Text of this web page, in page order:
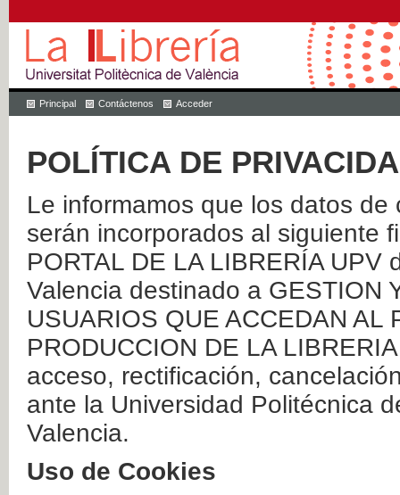
Principal Contáctenos Acceder
POLÍTICA DE
Le informamos que los datos
serán incorporados al siguiente
PORTAL DE LA LIBRERÍA
Valencia destinado a GESTION
USUARIOS QUE ACCEDAN AL
PRODUCCION DE LA
acceso, rectificación,
ante la Universidad Politécnica
Valencia.
Uso de Cookies